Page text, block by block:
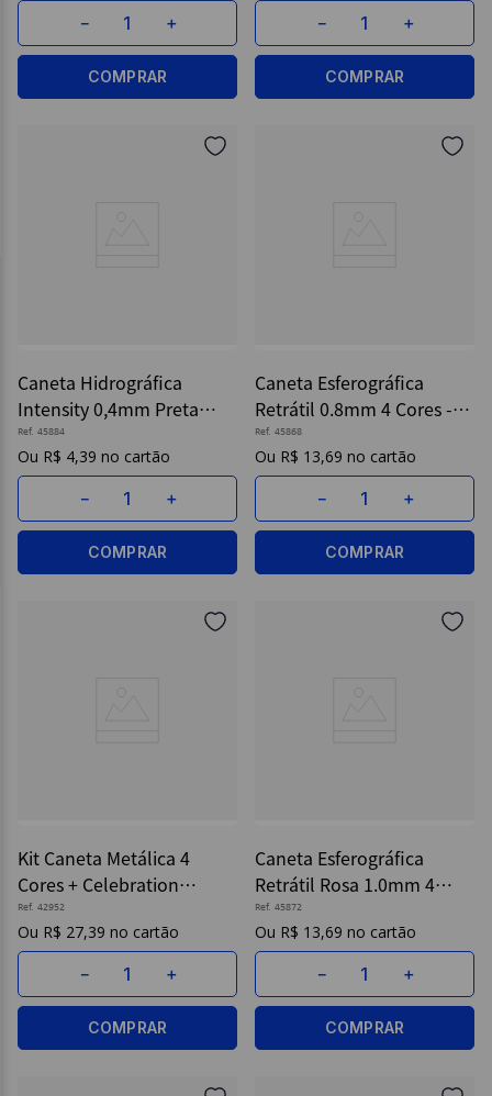
＋
－
COMPRAR
＋
－
COMPRAR
Caneta Hidrográfica
Intensity 0,4mm Preta
Und - Bic
Ref. 45884
R$ 4,39
＋
－
COMPRAR
Caneta Esferográfica
Retrátil 0.8mm 4 Cores -
Bic
Ref. 45868
R$ 13,69
＋
－
COMPRAR
Kit Caneta Metálica 4
Cores + Celebration
Sortido - Bic
Ref. 42952
R$ 27,39
＋
－
COMPRAR
Caneta Esferográfica
Retrátil Rosa 1.0mm 4
Cores - Bic
Ref. 45872
R$ 13,69
＋
－
COMPRAR